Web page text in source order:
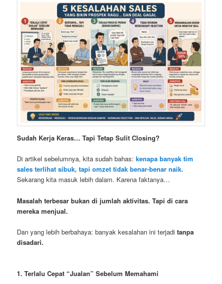
Sudah Kerja Keras… Tapi Tetap Sulit Closing?
Di artikel sebelumnya, kita sudah bahas:kenapa banyak tim
sales terlihat sibuk, tapi omzet tidak benar-benar naik.
Sekarang kita masuk lebih dalam. Karena faktanya…
Masalah terbesar bukan di jumlah aktivitas. Tapi di cara
mereka menjual.
Dan yang lebih berbahaya: banyak kesalahan ini terjaditanpa
disadari.
1. Terlalu Cepat “Jualan” Sebelum Memahami